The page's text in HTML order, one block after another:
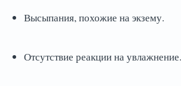
Высыпания, похожие на экзему.
Отсутствие реакции на увлажнение.